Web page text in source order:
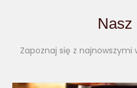
Nasz
Zapoznaj się z